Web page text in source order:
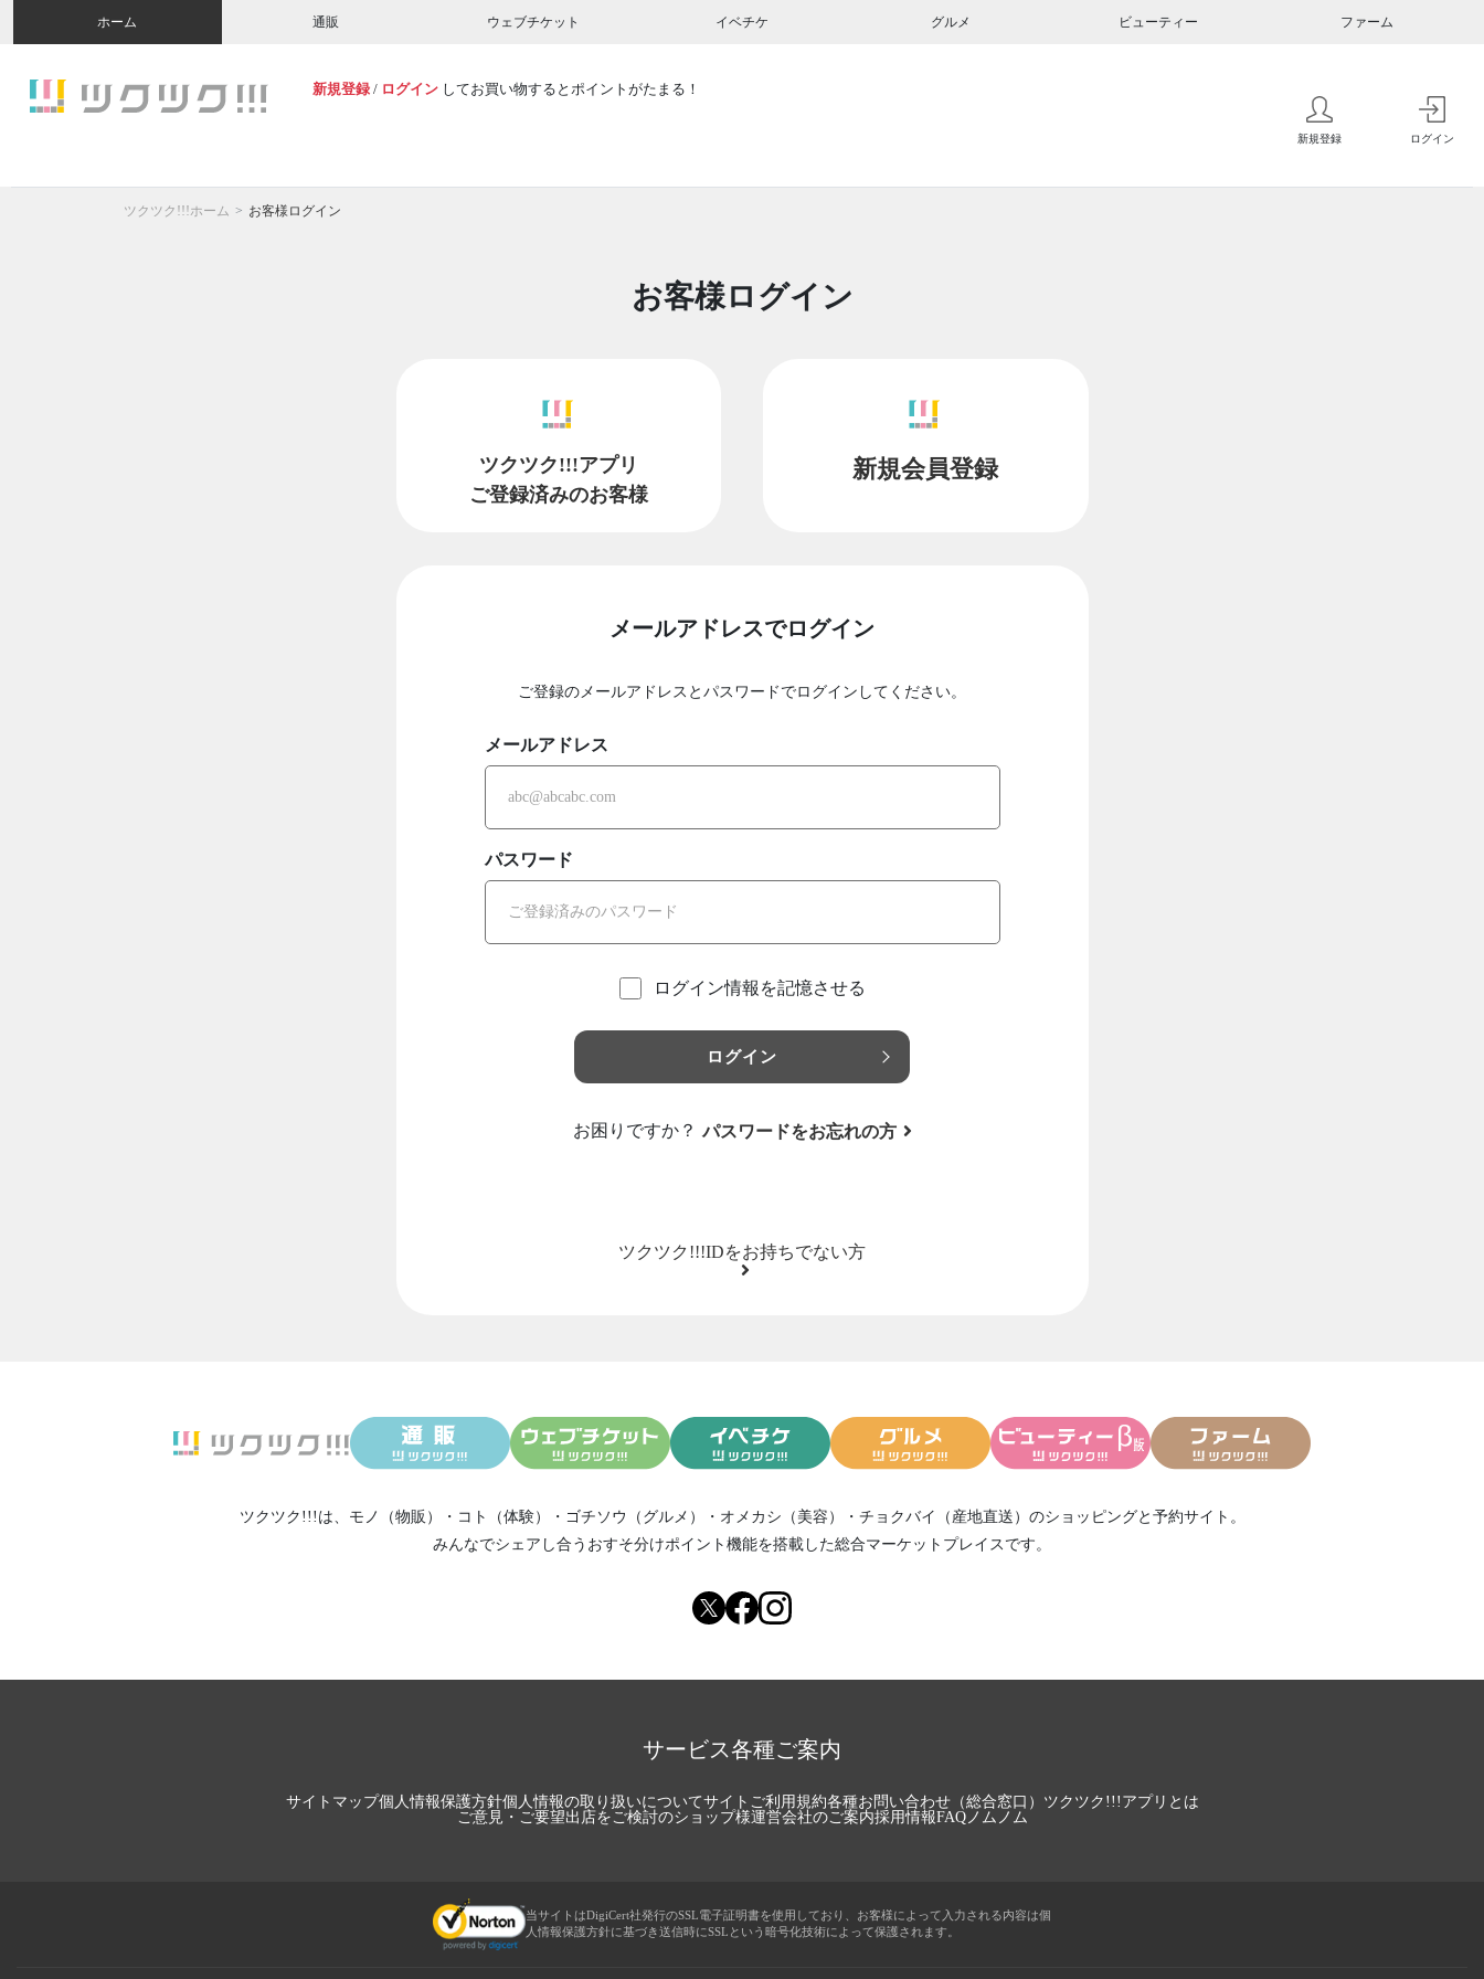
ホーム 通販 ウェブチケット イベチケ グルメ ビューティー ファーム
新規登録 / ログイン してお買い物するとポイントがたまる！
新規登録 ログイン
ツクツク!!!ホーム お客様ログイン
お客様ログイン
ツクツク!!!アプリ
ご登録済みのお客様
新規会員登録
メールアドレスでログイン
ご登録のメールアドレスとパスワードでログインしてください。
メールアドレス
パスワード
ログイン情報を記憶させる
ログイン
お困りですか？ パスワードをお忘れの方
ツクツク!!!IDをお持ちでない方
ツクツク!!!は、 モノ（物販） ・ コト（体験） ・ ゴチソウ（グルメ） ・ オメカシ（美容） ・ チョクバイ（産地直送） のショッピングと予約サイト。
みんなでシェアし合う おすそ分けポイント機能を搭載した総合マーケットプレイスです。
サービス各種ご案内
サイトマップ個人情報保護方針個人情報の取り扱いについてサイトご利用規約各種お問い合わせ（総合窓口） ツクツク!!!アプリとは
ご意見・ご要望出店をご検討のショップ様運営会社のご案内採用情報FAQノムノム
当サイトはDigiCert社発行のSSL電子証明書を使用しており、お客様によって入力される内容は個
人情報保護方針に基づき送信時にSSLという暗号化技術によって保護されます。